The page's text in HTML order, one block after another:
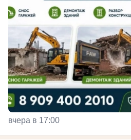
вчера в 17:00